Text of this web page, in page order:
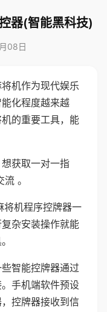
器(智能黑科技)
08日
将机作为现代娱乐
化程度越来越
的重要工具，能
获取一对一指
。
将机程序控牌器一
杂安装操作就能
智能控牌器通过
手机端软件预设
控牌器接收到信